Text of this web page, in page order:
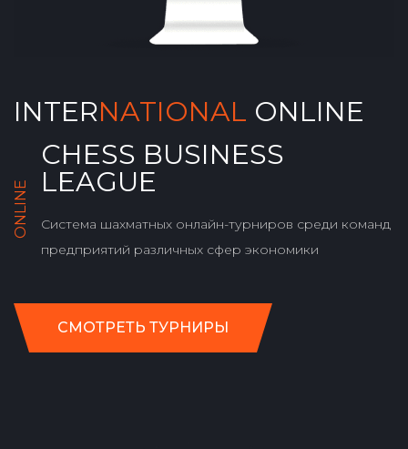
INTERNATIONAL ONLINE
CHESS BUSINESS
LEAGUE
ONLINE
Система шахматных онлайн-турниров среди команд
предприятий различных сфер экономики
СМОТРЕТЬ ТУРНИРЫ